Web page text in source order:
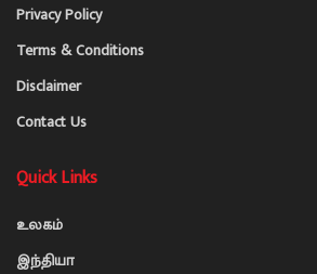
Privacy Policy
Terms & Conditions
Disclaimer
Contact Us
Quick Links
உலகம்
இந்தியா